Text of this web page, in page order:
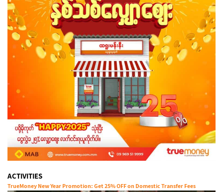
ACTIVITIES
TrueMoney New Year Promotion: Get 25% OFF on Domestic Transfer Fees